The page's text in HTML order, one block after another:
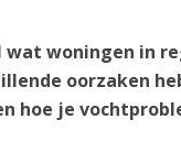
wat woningen in
oorzaken
hoe je